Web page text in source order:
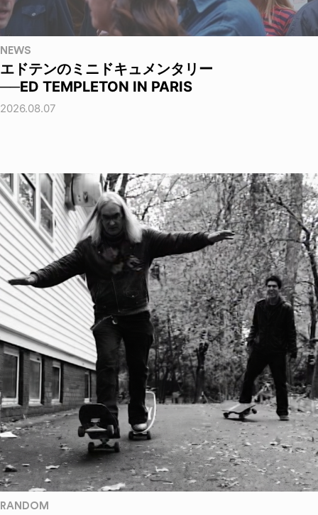
NEWS
エドテンのミニドキュメンタリー
──ED TEMPLETON IN PARIS
2026.08.07
RANDOM